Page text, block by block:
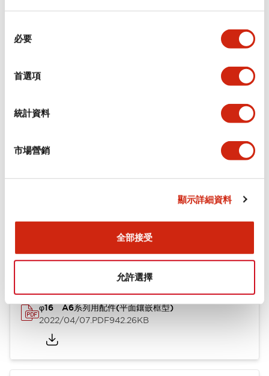
必要
首選項
統計資料
市場營銷
顯示詳細資料
全部接受
允許選擇
環境規範
機械規格
安裝和安裝規範
型錄和宣傳手冊 CAD檔 認證與標準 技術文件
φ16 A6系列用配件(平面鑲嵌框型)
2022/04/07.PDF942.26KB